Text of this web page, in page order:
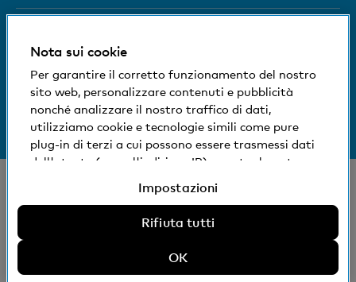
Documenti
Rivista
Organi dirigenti
Medien
Impronta sociale ed ecologica
Ipoteche
Ristrutturazioni
Oggetti di reddito
Altri crediti
+41 (0)800 88 99 66
Siamo a vostra disposizione
Aiuto e contatto
Succursali e Bancomat
Informazioni sulla banca
Note legali
Dichiarazione sulla protezione dei dati
SAI
Nota sui cookie
Per garantire il corretto funzionamento del nostro
sito web, personalizzare contenuti e pubblicità
nonché analizzare il nostro traffico di dati,
utilizziamo cookie e tecnologie simili come pure
plug-in di terzi a cui possono essere trasmessi dati
dell'utente (come l'indirizzo IP), eventualmente
modificare le impostazioni per l'uso di cookie e
relativa divulgazione di dati. Ulteriori informazioni:
Impostazioni
Rifiuta tutti
OK